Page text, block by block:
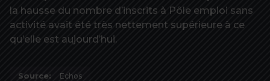
la hausse du nombre d’inscrits à Pôle emploi sans
activité avait été très nettement supérieure à ce
qu’elle est aujourd’hui.
Source: Echos